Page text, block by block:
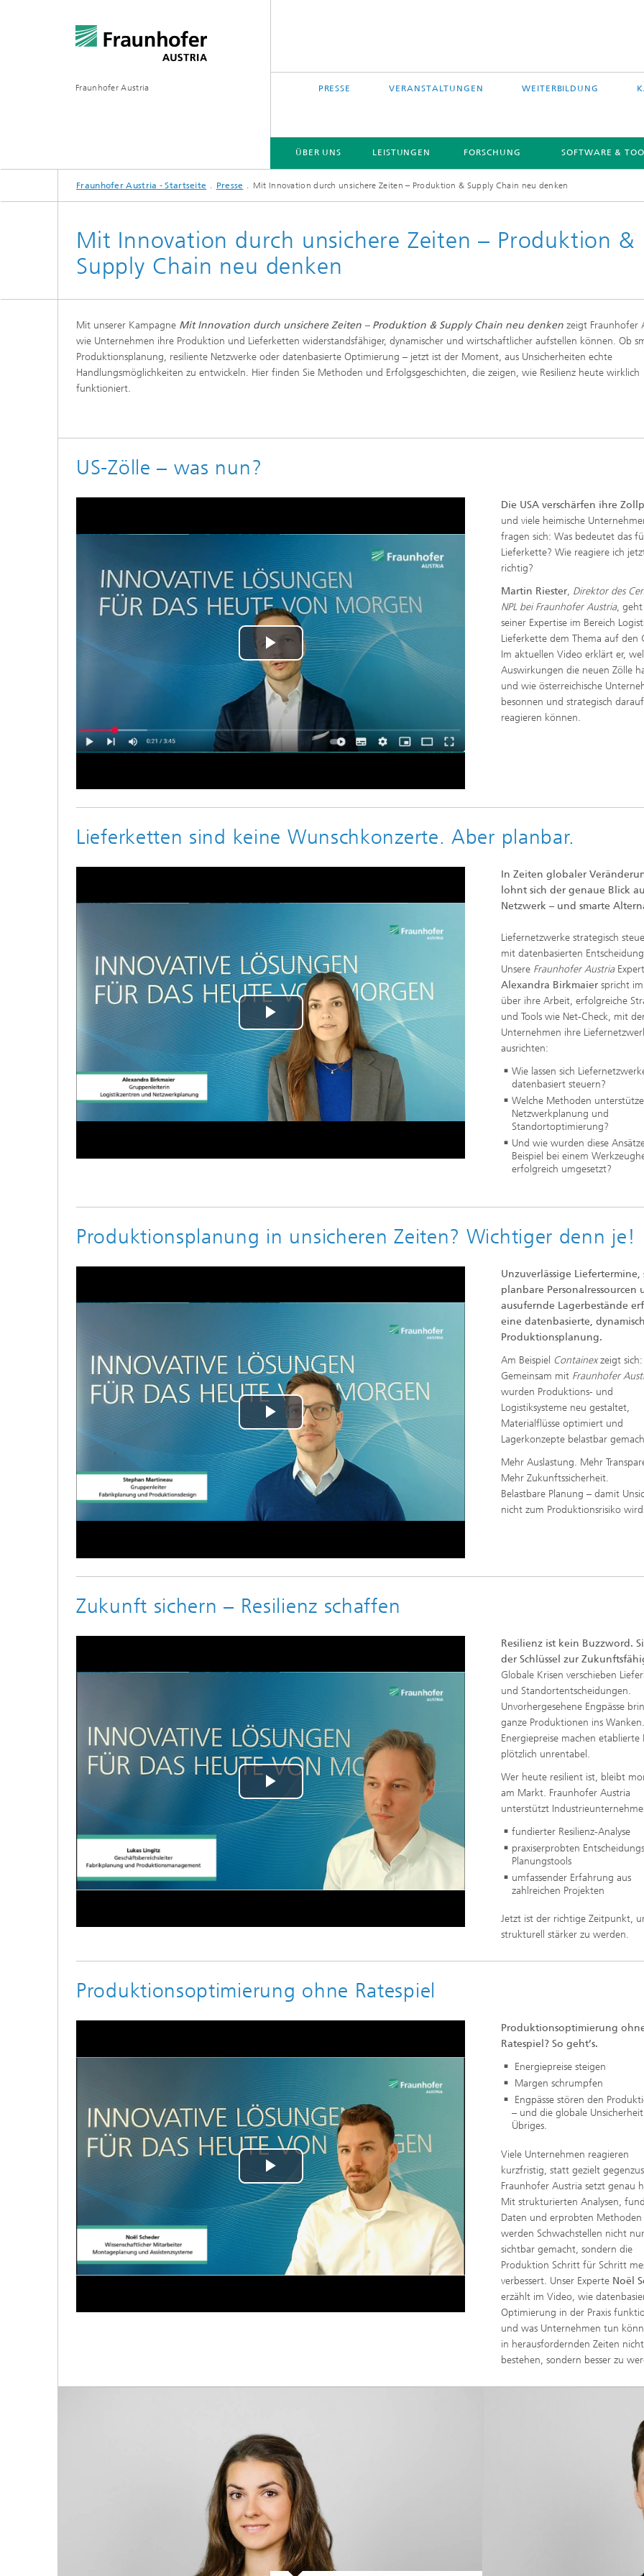
Fraunhofer Austria PRESSE VERANSTALTUNGEN WEITERBILDUNG
ÜBER UNS LEISTUNGEN FORSCHUNG SOFTWARE &
Fraunhofer Austria - Startseite Presse Mit Innovation durch unsichere Zeiten – Produktion & Supply Chain neu denken
Mit Innovation durch unsichere Zeiten – Produktion &
Supply Chain neu denken
Mit unserer Kampagne Mit Innovation durch unsichere Zeiten – Produktion & Supply Chain neu denken zeigt Fraunhofer
wie Unternehmen ihre Produktion und Lieferketten widerstandsfähiger, dynamischer und wirtschaftlicher aufstellen können. Ob
Produktionsplanung, resiliente Netzwerke oder datenbasierte Optimierung – jetzt ist der Moment, aus Unsicherheiten echte
Handlungsmöglichkeiten zu entwickeln. Hier finden Sie Methoden und Erfolgsgeschichten, die zeigen, wie Resilienz heute wirklich
funktioniert.
US-Zölle – was nun?
Play
Video
Die USA verschärfen ihre
und viele heimische
fragen sich: Was bedeutet das
Lieferkette? Wie reagiere ich
richtig?
Martin Riester, Direktor des
NPL bei Fraunhofer Austria,
seiner Expertise im Bereich
Lieferkette dem Thema auf den
Im aktuellen Video erklärt er,
Auswirkungen die neuen Zölle
und wie österreichische
besonnen und strategisch darauf
reagieren können.
Lieferketten sind keine Wunschkonzerte. Aber planbar.
Play
Video
In Zeiten globaler
lohnt sich der genaue Blick
Netzwerk – und smarte
Liefernetzwerke strategisch
mit datenbasierten
Unsere Fraunhofer Austria
Alexandra Birkmaier spricht
über ihre Arbeit, erfolgreiche
und Tools wie Net-Check, mit
Unternehmen ihre
ausrichten:
Wie lassen sich
datenbasiert steuern?
Welche Methoden
Netzwerkplanung und
Standortoptimierung?
Und wie wurden diese
Beispiel bei einem
erfolgreich umgesetzt?
Produktionsplanung in unsicheren Zeiten? Wichtiger denn je!
Play
Video
Unzuverlässige Liefertermine,
planbare Personalressourcen
ausufernde Lagerbestände
eine datenbasierte,
Produktionsplanung.
Am Beispiel Containexzeigt sich:
Gemeinsam mit Fraunhofer
wurden Produktions- und
Logistiksysteme neu gestaltet,
Materialflüsse optimiert und
Lagerkonzepte belastbar
Mehr Auslastung. Mehr
Mehr Zukunftssicherheit.
Belastbare Planung – damit
nicht zum Produktionsrisiko
Zukunft sichern – Resilienz schaffen
Play
Video
Resilienz ist kein Buzzword.
der Schlüssel zur
Globale Krisen verschieben
und Standortentscheidungen.
Unvorhergesehene Engpässe
ganze Produktionen ins
Energiepreise machen etablierte
plötzlich unrentabel.
Wer heute resilient ist, bleibt
am Markt. Fraunhofer Austria
unterstützt
fundierter Resilienz-Analyse
praxiserprobten
Planungstools
umfassender Erfahrung aus
zahlreichen Projekten
Jetzt ist der richtige Zeitpunkt,
strukturell stärker zu werden.
Produktionsoptimierung ohne Ratespiel
Play
Video
Produktionsoptimierung
Ratespiel? So geht’s.
Energiepreise steigen
Margen schrumpfen
Engpässe stören den
– und die globale
Übriges.
Viele Unternehmen reagieren
kurzfristig, statt gezielt
Fraunhofer Austria setzt genau
Mit strukturierten Analysen,
Daten und erprobten Methoden
werden Schwachstellen nicht nur
sichtbar gemacht, sondern die
Produktion Schritt für Schritt
verbessert. Unser Experte Noël
erzählt im Video, wie
Optimierung in der Praxis
und was Unternehmen tun
in herausfordernden Zeiten
bestehen, sondern besser zu